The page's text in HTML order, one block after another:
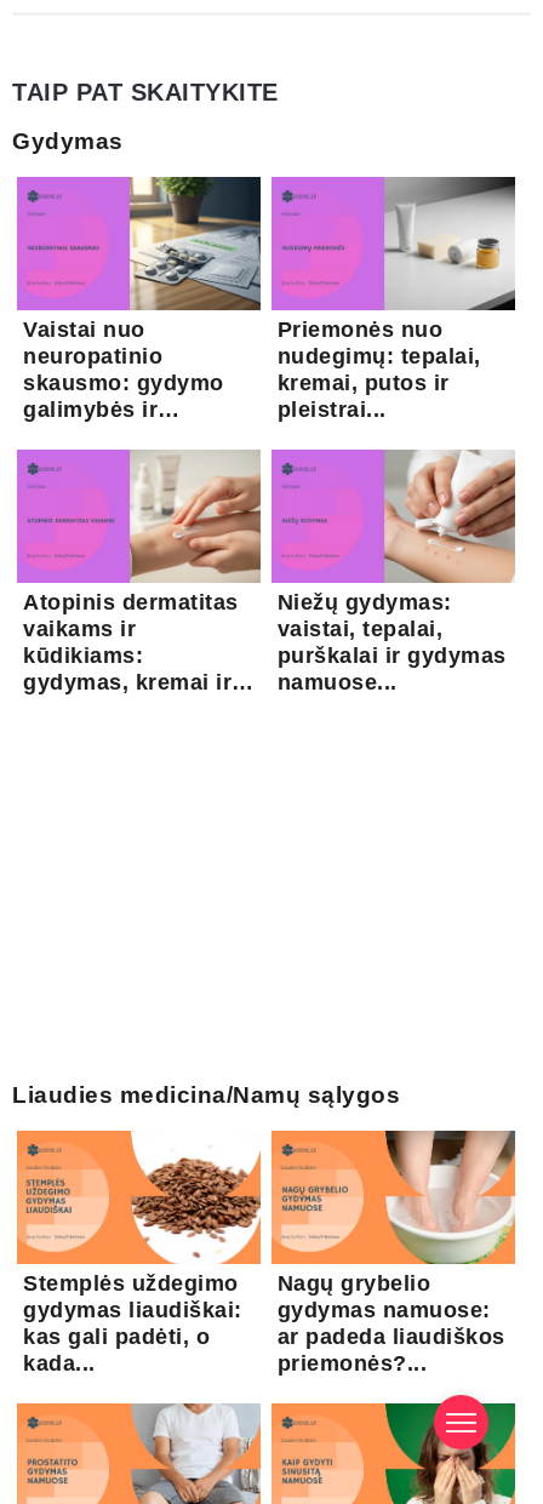
TAIP PAT SKAITYKITE
Gydymas
Vaistai nuo
neuropatinio
skausmo: gydymo
galimybės ir
Priemonės nuo
nudegimų: tepalai,
kremai, putos ir
pleistrai...
Atopinis dermatitas
vaikams ir
kūdikiams:
gydymas, kremai ir
Niežų gydymas:
vaistai, tepalai,
purškalai ir gydymas
namuose...
Liaudies medicina/Namų sąlygos
Stemplės uždegimo
gydymas liaudiškai:
kas gali padėti, o
kada...
Nagų grybelio
gydymas namuose:
ar padeda liaudiškos
priemonės?...